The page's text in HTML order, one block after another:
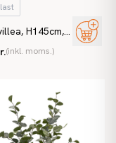
H145cm,
(inkl. moms.)